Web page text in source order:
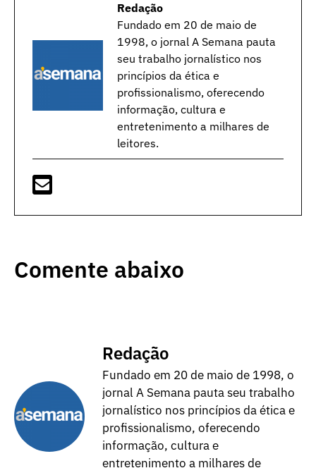
Redação
Fundado em 20 de maio de
1998, o jornal A Semana pauta
seu trabalho jornalístico nos
princípios da ética e
profissionalismo, oferecendo
informação, cultura e
entretenimento a milhares de
leitores.
Comente abaixo
Redação
Fundado em 20 de maio de 1998, o
jornal A Semana pauta seu trabalho
jornalístico nos princípios da ética e
profissionalismo, oferecendo
informação, cultura e
entretenimento a milhares de